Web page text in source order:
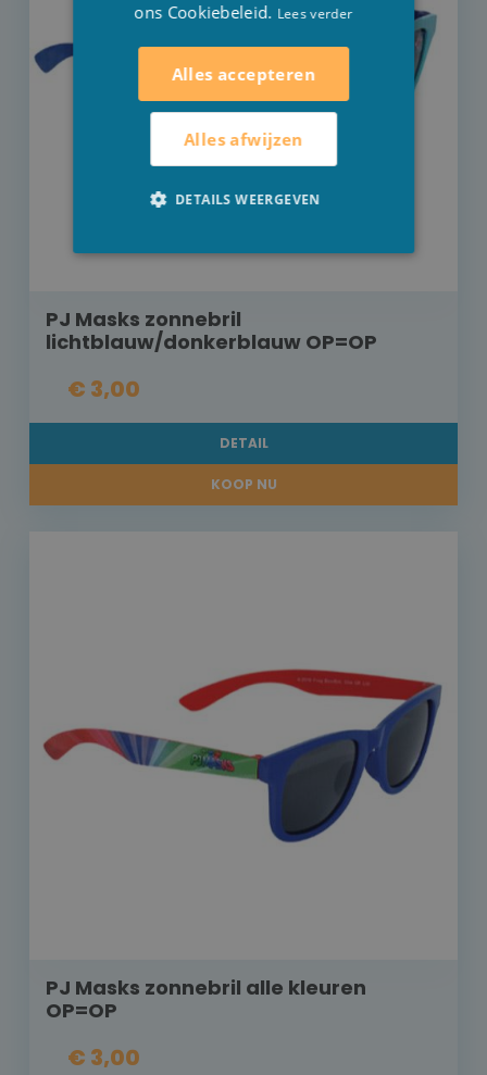
PJ Masks zonnebril
lichtblauw/donkerblauw OP=OP
€ 3,00
DETAIL
KOOP NU
PJ Masks zonnebril alle kleuren
OP=OP
€ 3,00
ons Cookiebeleid. Lees verder
Alles accepteren
Alles afwijzen
DETAILS WEERGEVEN